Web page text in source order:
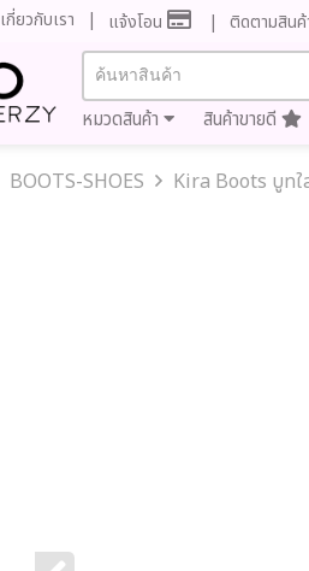
เกี่ยวกับเรา แจ้งโอน ติดตามสินค้
หมวดสินค้า สินค้าขายดี
BOOTS-SHOES Kira Boots บูทใ